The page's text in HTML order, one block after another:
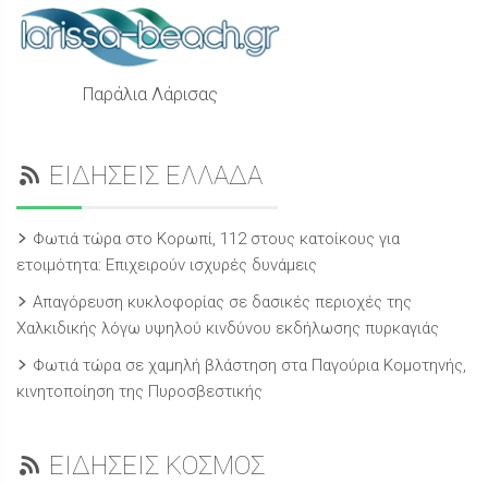
Παράλια Λάρισας
ΕΙΔΗΣΕΙΣ ΕΛΛΑΔΑ
Φωτιά τώρα στο Κορωπί, 112 στους κατοίκους για
ετοιμότητα: Επιχειρούν ισχυρές δυνάμεις
Απαγόρευση κυκλοφορίας σε δασικές περιοχές της
Χαλκιδικής λόγω υψηλού κινδύνου εκδήλωσης πυρκαγιάς
Φωτιά τώρα σε χαμηλή βλάστηση στα Παγούρια Κομοτηνής,
κινητοποίηση της Πυροσβεστικής
ΕΙΔΗΣΕΙΣ ΚΟΣΜΟΣ